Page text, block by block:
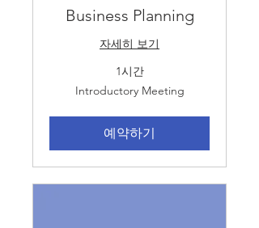
Business Planning
자세히 보기
1시간
Introductory
MeetingIntroductory Meeting
예약하기